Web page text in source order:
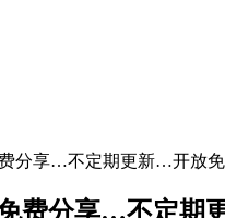
费分享…不定期更新…开放
费分享…不定